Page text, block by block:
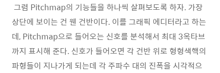
그렴 Pitchmap의 기능들을 하나씩 살펴보도록 하자. 가장
상단에 보이는 건 웬 건반이다. 이를 그래픽 에디터라고 하는
데, Pitchmap으로 들어오는 신호를 분석해서 최대 3옥타브
까지 표시해 준다. 신호가 들어오면 각 건반 위로 형형색핵의
파형들이 지나가게 되는데 각 주파수 대의 진폭을 시각적으